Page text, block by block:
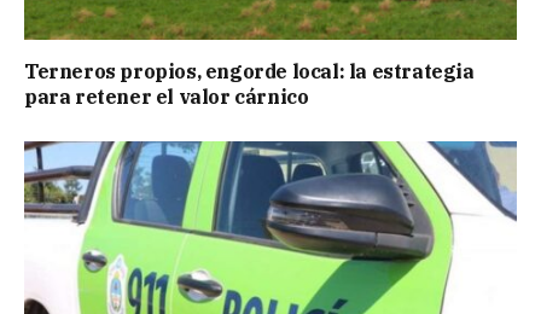
Terneros propios, engorde local: la estrategia
para retener el valor cárnico